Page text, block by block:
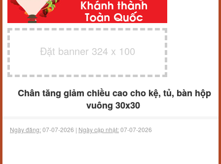
Đặt banner 324 x 100
Chân tăng giảm chiều cao cho kệ, tủ, bàn hộp
vuông 30x30
Ngày đăng:07-07-2026 | Ngày cập nhật:07-07-2026